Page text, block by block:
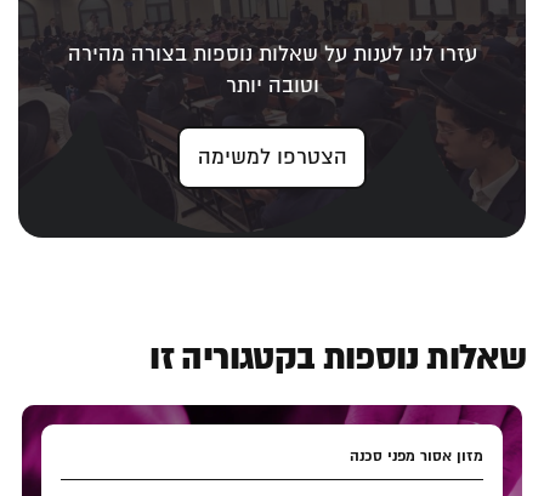
עזרו לנו לענות על שאלות נוספות בצורה מהירה
וטובה יותר
הצטרפו למשימה
שאלות נוספות בקטגוריה זו
מזון אסור מפני סכנה